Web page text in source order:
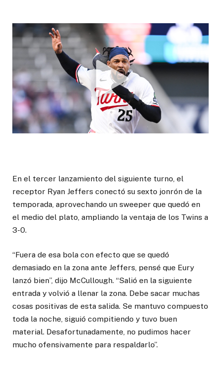
En el tercer lanzamiento del siguiente turno, el
receptor Ryan Jeffers conectó su sexto jonrón de la
temporada, aprovechando un sweeper que quedó en
el medio del plato, ampliando la ventaja de los Twins a
3-0.
“Fuera de esa bola con efecto que se quedó
demasiado en la zona ante Jeffers, pensé que Eury
lanzó bien”, dijo McCullough. “Salió en la siguiente
entrada y volvió a llenar la zona. Debe sacar muchas
cosas positivas de esta salida. Se mantuvo compuesto
toda la noche, siguió compitiendo y tuvo buen
material. Desafortunadamente, no pudimos hacer
mucho ofensivamente para respaldarlo”.